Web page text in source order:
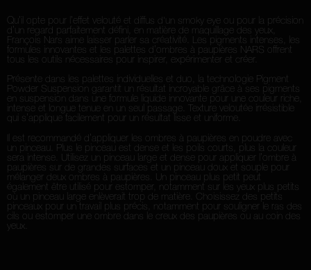
Qu’il opte pour l’effet velouté et diffus d'un smoky eye ou pour la précision
d’un regard parfaitement défini, en matière de maquillage des yeux,
François Nars aime laisser parler sa créativité. Les pigments intenses, les
formules innovantes et les palettes d’ombres à paupières NARS offrent
tous les outils nécessaires pour inspirer, expérimenter et créer.
Présente dans les palettes individuelles et duo, la technologie Pigment
Powder Suspension garantit un résultat incroyable grâce à ses pigments
en suspension dans une formule liquide innovante pour une couleur riche,
intense et longue tenue en un seul passage. Texture veloutée irrésistible
qui s’applique facilement pour un résultat lisse et uniforme.
Il est recommandé d’appliquer les ombres à paupières en poudre avec
un pinceau. Plus le pinceau est dense et les poils courts, plus la couleur
sera intense. Utilisez un pinceau large et dense pour appliquer l’ombre à
paupières sur de grandes surfaces et un pinceau doux et souple pour
mélanger deux ombres à paupières. Un pinceau plus petit peut
également être utilisé pour estomper, notamment sur les yeux plus petits
où un pinceau large enlèverait trop de matière. Choisissez des petits
pinceaux pour un travail plus précis, notamment pour souligner le ras des
cils ou estomper une ombre dans le creux des paupières ou au coin des
yeux.